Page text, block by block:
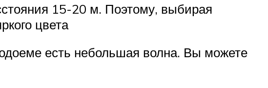
15-20 м. Поэтому, выбирая
цвета
есть небольшая волна. Вы можете